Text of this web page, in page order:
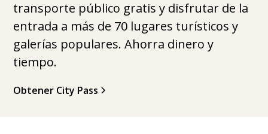
transporte público gratis y disfrutar de la
entrada a más de 70 lugares turísticos y
galerías populares. Ahorra dinero y
tiempo.
Obtener City Pass